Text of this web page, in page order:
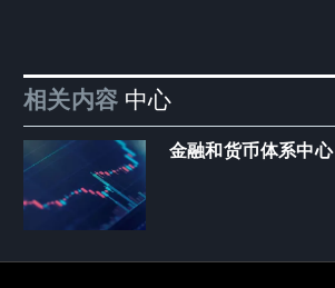
相关内容 中心
金融和货币体系中心